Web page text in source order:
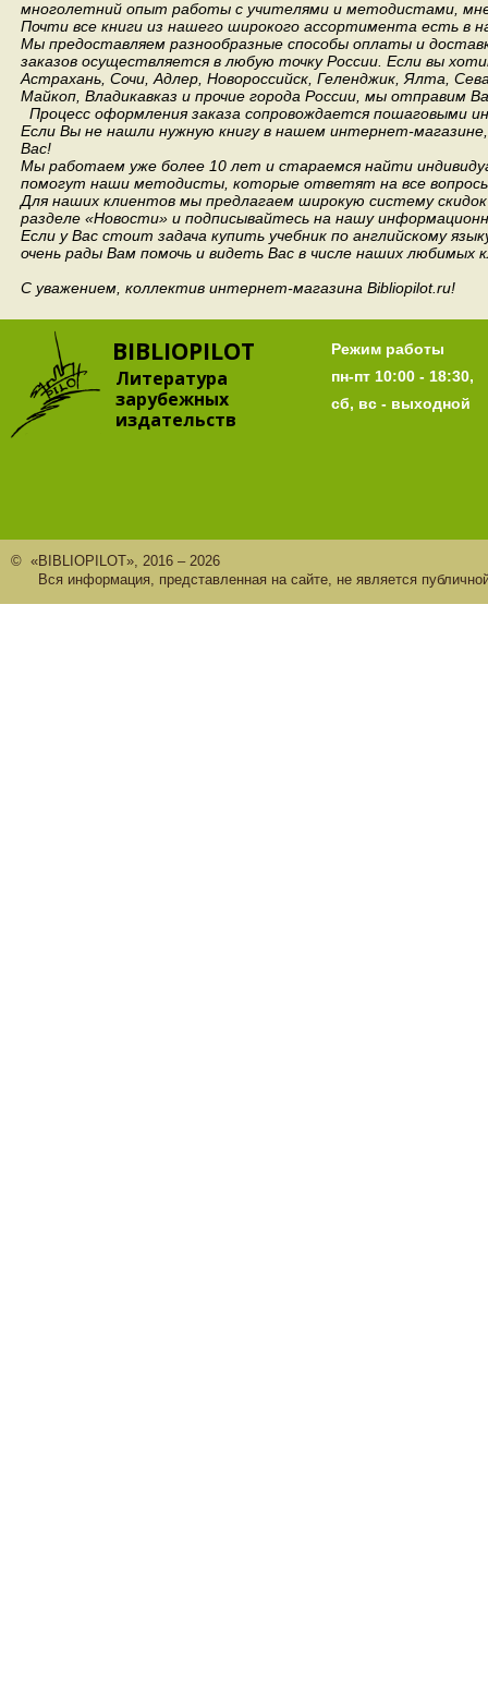
многолетний опыт работы с учителями и методистами,
Почти все книги из нашего широкого ассортимента есть в
Мы предоставляем разнообразные способы оплаты и
заказов осуществляется в любую точку России. Если вы
Астрахань, Сочи, Адлер, Новороссийск, Геленджик, Ялта,
Майкоп, Владикавказ и прочие города России, мы отправим
Процесс оформления заказа сопровождается пошаговыми
Если Вы не нашли нужную книгу в нашем интернет-
Вас!
Мы работаем уже более 10 лет и стараемся найти
помогут наши методисты, которые ответят на все
Для наших клиентов мы предлагаем широкую систему
разделе «Новости» и подписывайтесь на нашу
Если у Вас стоит задача купить учебник по английскому
очень рады Вам помочь и видеть Вас в числе наших любимых
С уважением, коллектив интернет-магазина Bibliopilot.ru!
BIBLIOPILOT
Литература
зарубежных
издательств
Режим работы
пн-пт 10:00 - 18:30,
сб, вс - выходной
© «BIBLIOPILOT», 2016 – 2026
Вся информация, представленная на сайте, не является